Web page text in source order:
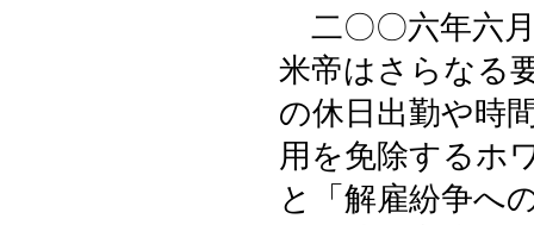
二〇〇六年六
米帝はさらなる
の休日出勤や時
用を免除するホ
と「解雇紛争へ